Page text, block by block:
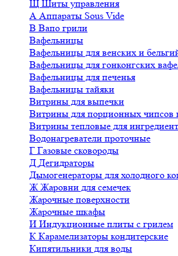
Щ Щиты управления
А Аппараты Sous Vide
В Вапо грили
Вафельницы
Вафельницы для венских и
Вафельницы для гонконгских
Вафельницы для печенья
Вафельницы тайяки
Витрины для выпечки
Витрины для порционных чипсов
Витрины тепловые для
Водонагреватели проточные
Г Газовые сковороды
Д Дегидраторы
Дымогенераторы для холодного
ЖЖаровни для семечек
Жарочные поверхности
Жарочные шкафы
И Индукционные плиты с грилем
К Карамелизаторы кондитерские
Кипятильники для воды